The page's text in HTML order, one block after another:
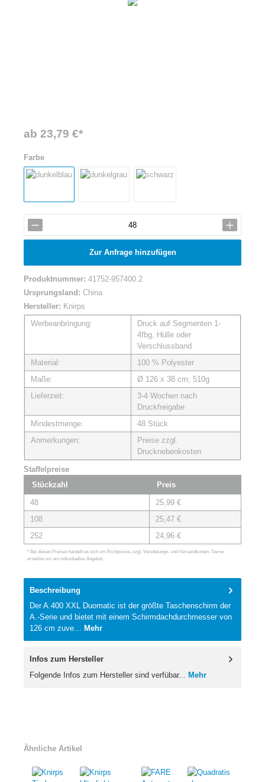
ab 23,79 €*
Farbe
Zur Anfrage hinzufügen
Produktnummer: 41752-957400.2
Ursprungsland: China
Hersteller: Knirps
Werbeanbringung:
Druck auf Segmenten 1-
4fbg, Hülle oder
Verschlussband
Material:
100 % Polyester
Maße:
Ø 126 x 38 cm; 510g
Lieferzeit:
3-4 Wochen nach
Druckfreigabe
Mindestmenge:
48 Stück
Anmerkungen:
Preise zzgl.
Drucknebenkosten
Staffelpreise
Stückzahl
Preis
48
25,99 €
108
25,47 €
252
24,96 €
* Bei diesen Preisen handelt es sich um Richtpreise, zzgl. Veredelungs- und Versandkosten. Gerne
erstellen wir ein individuelles Angebot.
Beschreibung
Der A.400 XXL Duomatic ist der größte Taschenschirm der
A.-Serie und bietet mit einem Schirmdachdurchmesser von
126 cm zuve… Mehr
Infos zum Hersteller
Folgende Infos zum Hersteller sind verfübar... Mehr
Ähnliche Artikel